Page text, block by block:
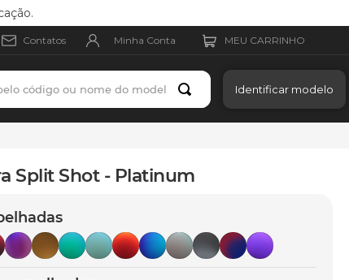
Contatos Minha Conta
código ou nome do modelo
Identificar modelo
Split Shot - Platinum